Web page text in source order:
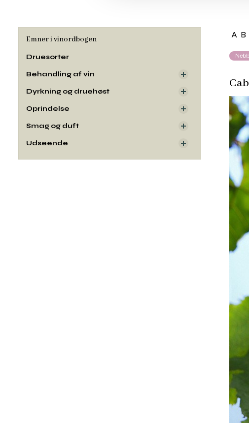
A B
Emner i vinordbogen
Druesorter
Behandling af vin
Dyrkning og druehøst
Oprindelse
Smag og duft
Udseende